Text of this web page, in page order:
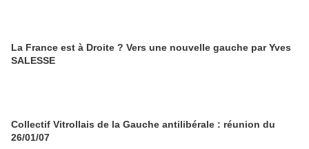
La France est à Droite ? Vers une nouvelle gauche par Yves
SALESSE
Collectif Vitrollais de la Gauche antilibérale : réunion du
26/01/07